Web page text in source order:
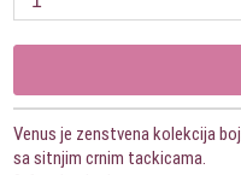
Venus je zenstvena kolekcija
sa sitnjim crnim tackicama.